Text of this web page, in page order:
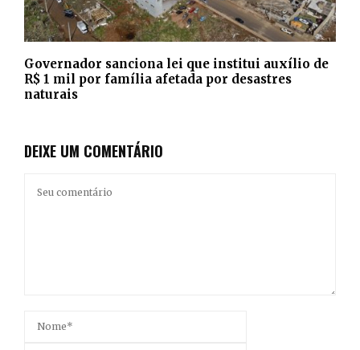
Governador sanciona lei que institui auxílio de
R$ 1 mil por família afetada por desastres
naturais
DEIXE UM COMENTÁRIO